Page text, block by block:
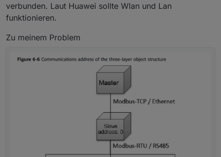
verbunden. Laut Huawei sollte Wlan und Lan
funktionieren.
Zu meinem Problem